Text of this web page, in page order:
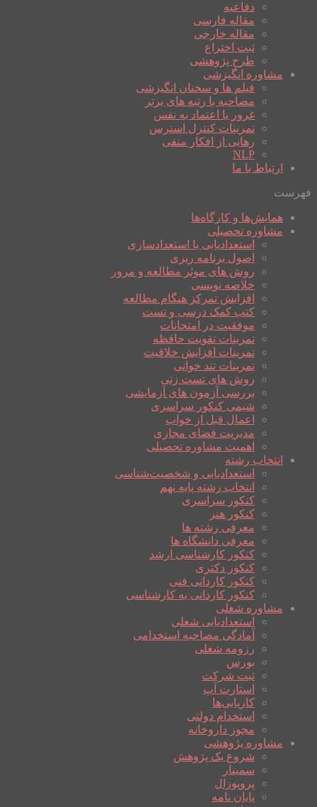
دفاعیه
مقاله فارسی
مقاله خارجی
ثبت اختراع
طرح پژوهشی
مشاوره انگیزشی
فیلم ها و سخنان انگیزشی
مصاحبه با رتبه های برتر
غرور یا اعتماد به نفس
تمرینات کنترل استرس
رهایی از افکار منفی
NLP
ارتباط با ما
فهرست
همایش‌ها و کارگاه‌ها
مشاوره تحصیلی
استعدادیابی یا استعدادسازی
اصول برنامه ریزی
روش های موثر مطالعه و مرور
خلاصه نویسی
افزایش تمرکز هنگام مطالعه
کتب کمک درسی و تست
موفقیت در امتحانات
تمرینات تقویت حافظه
تمرینات افزایش خلاقیت
تمرینات تند خوانی
روش های تست زنی
بررسی آزمون های آزمایشی
شیمی کنکور سراسری
اعمال قبل از خواب
مدیریت فضای مجازی
اهمیت مشاوره تحصیلی
انتخاب رشته
استعدادیابی و شخصیت‌شناسی
انتخاب رشته پایه نهم
کنکور سراسری
کنکور هنر
معرفی رشته ها
معرفی دانشگاه ها
کنکور کارشناسی ارشد
کنکور دکتری
کنکور کاردانی فنی
کنکور کاردانی به کارشناسی
مشاوره شغلی
استعدادیابی شغلی
آمادگی مصاحبه استخدامی
رزومه شغلی
بورس
ثبت شرکت
استارت آپ
کاریابی‌ها
استخدام دولتی
مجوز داروخانه
مشاوره پژوهشی
شروع یک پژوهش
سمینار
پروپوزال
پایان نامه